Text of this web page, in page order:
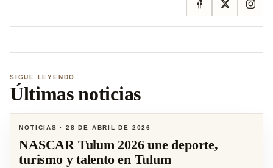
SIGUE LEYENDO
Últimas noticias
NOTICIAS ·28 DE ABRIL DE 2026
NASCAR Tulum 2026 une deporte,
turismo y talento en Tulum